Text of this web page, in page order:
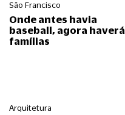
São Francisco
Onde antes havia
baseball, agora haverá
famílias
Arquitetura